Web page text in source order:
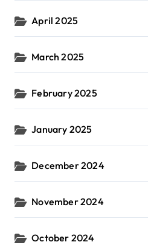
April 2025
March 2025
February 2025
January 2025
December 2024
November 2024
October 2024